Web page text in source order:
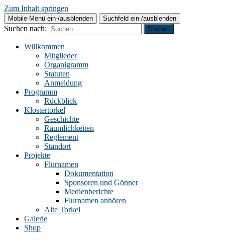
Zum Inhalt springen
Mobile-Menü ein-/ausblenden Suchfeld ein-/ausblenden
Suchen nach:
Willkommen
Mitglieder
Organigramm
Statuten
Anmeldung
Programm
Rückblick
Klostertorkel
Geschichte
Räumlichkeiten
Reglement
Standort
Projekte
Flurnamen
Dokumentation
Sponsoren und Gönner
Medienberichte
Flurnamen anhören
Alte Torkel
Galerie
Shop